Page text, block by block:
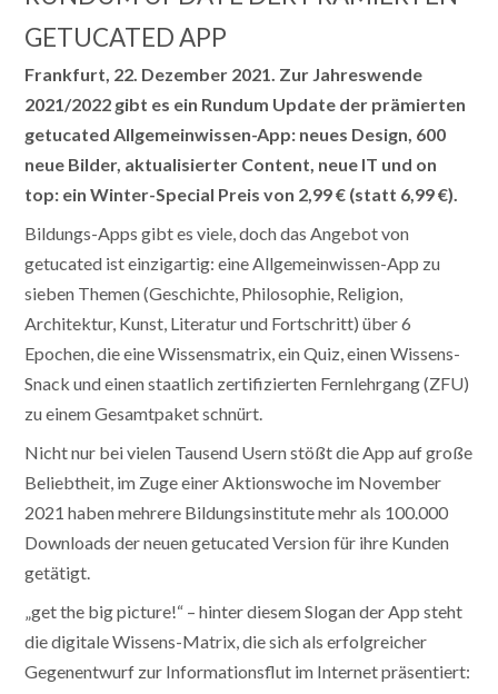
GETUCATED APP
Frankfurt, 22. Dezember 2021. Zur Jahreswende
2021/2022 gibt es ein Rundum Update der prämierten
getucated Allgemeinwissen-App: neues Design, 600
neue Bilder, aktualisierter Content, neue IT und on
top: ein Winter-Special Preis von 2,99 € (statt 6,99 €).
Bildungs-Apps gibt es viele, doch das Angebot von
getucated ist einzigartig: eine Allgemeinwissen-App zu
sieben Themen (Geschichte, Philosophie, Religion,
Architektur, Kunst, Literatur und Fortschritt) über 6
Epochen, die eine Wissensmatrix, ein Quiz, einen Wissens-
Snack und einen staatlich zertifizierten Fernlehrgang (ZFU)
zu einem Gesamtpaket schnürt.
Nicht nur bei vielen Tausend Usern stößt die App auf große
Beliebtheit, im Zuge einer Aktionswoche im November
2021 haben mehrere Bildungsinstitute mehr als 100.000
Downloads der neuen getucated Version für ihre Kunden
getätigt.
„get the big picture!“ – hinter diesem Slogan der App steht
die digitale Wissens-Matrix, die sich als erfolgreicher
Gegenentwurf zur Informationsflut im Internet präsentiert: